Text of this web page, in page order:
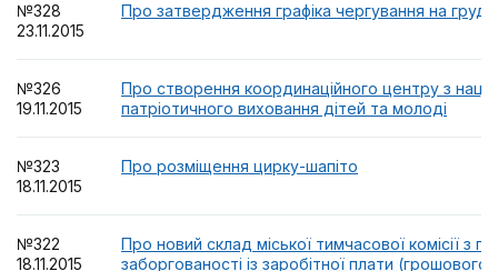
№328
23.11.2015
Про затвердження графіка чергування на
№326
19.11.2015
Про створення координаційного центру з
патріотичного виховання дітей та молоді
№323
18.11.2015
Про розміщення цирку-шапіто
№322
18.11.2015
Про новий склад міської тимчасової комісії з
заборгованості із заробітної плати